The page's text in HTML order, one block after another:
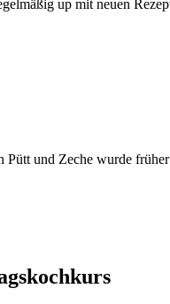
up mit neuen
und Zeche wurde